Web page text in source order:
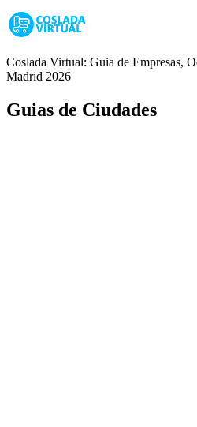
Coslada Virtual: Guia de Empresas,
Madrid 2026
Guias de Ciudades